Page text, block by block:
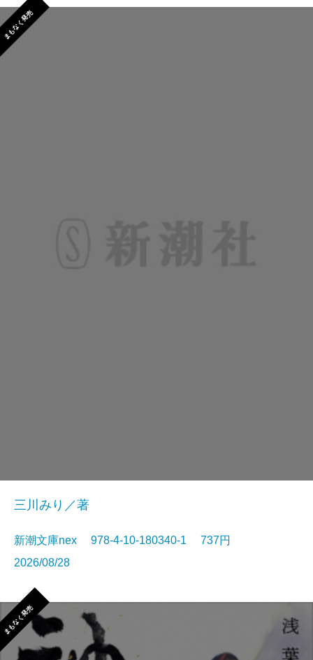
まもなく発売
三川みり／著
新潮文庫nex 978-4-10-180340-1 737円
2026/08/28
まもなく発売